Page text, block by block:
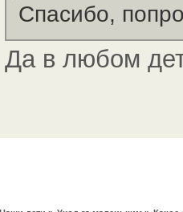
Спасибо,
Да в любом